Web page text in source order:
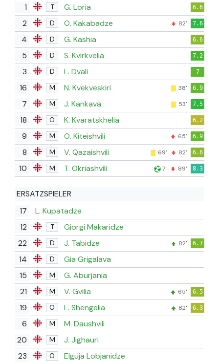
1 T G. Loria 6.6
2 D O. Kakabadze 82' 7.6
4 D G. Kashia 6.6
5 D S. Kvirkvelia 7.2
3 D L. Dvali 7
16 M N. Kvekveskiri 38' 6.9
7 M J. Kankava 53' 7.5
18 O K. Kvaratskhelia 6.2
9 M O. Kiteishvili 65' 6.9
8 M V. Qazaishvili 69' 82' 6.6
10 M T. Okriashvili 7' 89' 8.3
ERSATZSPIELER
17
L. Kupatadze
12
T
Giorgi Makaridze
22
D J. Tabidze 82' 6.7
14 D
Gia Grigalava
15
M
G. Aburjania
21
M V. Gvilia 65' 6.5
19 O L. Shengelia 82' 6.3
6 M
M. Daushvili
20
M
J. Jighauri
23
O Elguja Lobjanidze